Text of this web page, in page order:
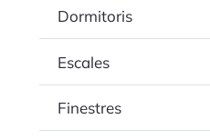
Dormitoris
Escales
Finestres